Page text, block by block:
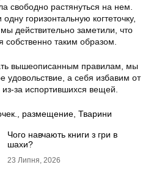
свободно растянуться на нем.
горизонтальную когтеточку,
действительно заметили, что
собственно таким образом.
вышеописанным правилам, мы
удовольствие, а себя избавим от
за испортившихся вещей.
размещение Тварини
Чого навчають книги з гри в
шахи?
23 Липня, 2026